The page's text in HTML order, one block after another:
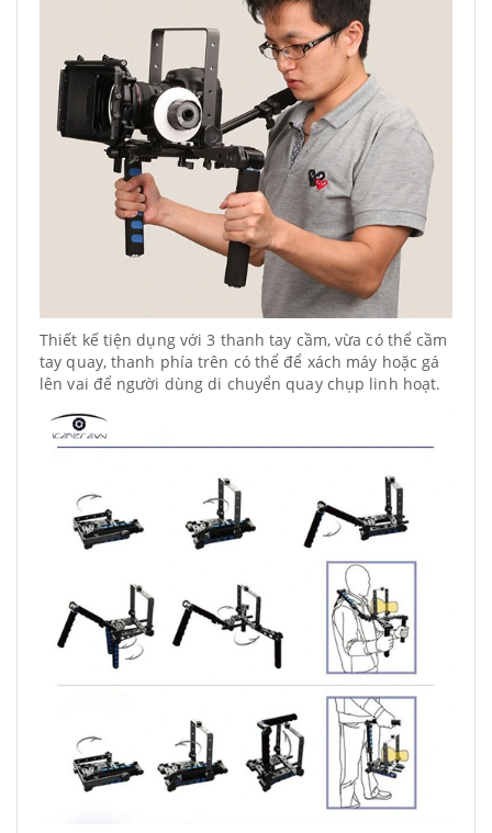
Thiết kế tiện dụng với 3 thanh tay cầm, vừa có thể cầm
tay quay, thanh phía trên có thể để xách máy hoặc gá
lên vai để người dùng di chuyển quay chụp linh hoạt.